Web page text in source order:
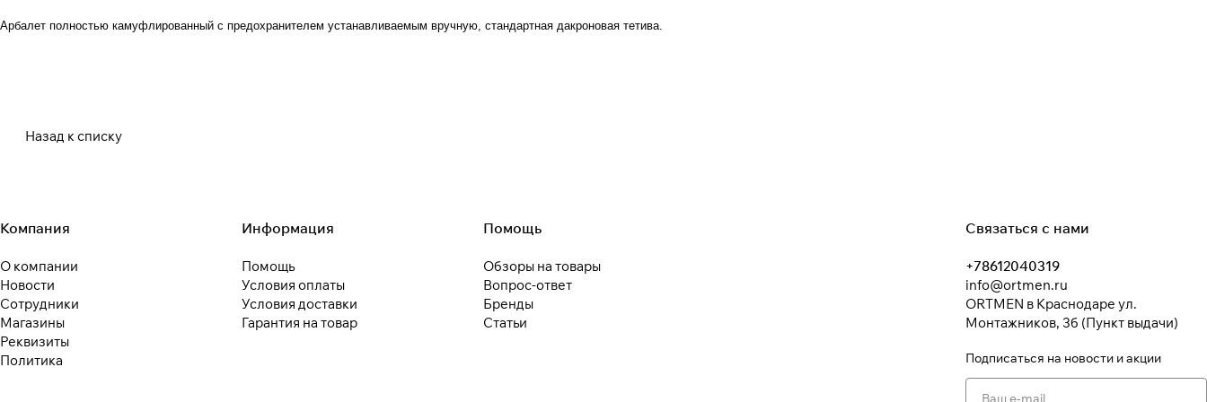
Арбалет полностью камуфлированный с предохранителем устанавливаемым вручную, стандартная дакроновая тетива.
Назад к списку
Компания
О компании
Новости
Сотрудники
Магазины
Реквизиты
Политика
Информация
Помощь
Условия оплаты
Условия доставки
Гарантия на товар
Помощь
Обзоры на товары
Вопрос-ответ
Бренды
Статьи
Связаться с нами
+78612040319
info@ortmen.ru
ORTMEN в Краснодаре ул.
Монтажников, 3б (Пункт выдачи)
Подписаться на новости и акции